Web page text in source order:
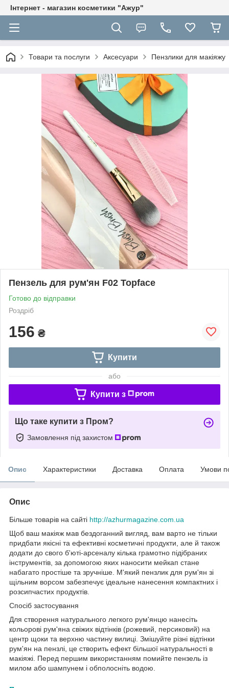
Інтернет - магазин косметики "Ажур"
Товари та послуги Аксесуари Пензлики для макіяжу
Пензель для рум'ян F02 Topface
Готово до відправки
Роздріб
156 ₴
Купити
або
Купити з
Що таке купити з Пром?
Замовлення під захистом
Опис Характеристики Доставка Оплата Умови
Опис
Більше товарів на сайті http://azhurmagazine.com.ua
Щоб ваш макіяж мав бездоганний вигляд, вам варто не тільки
придбати якісні та ефективні косметичні продукти, але й також
додати до свого б'юті-арсеналу кілька грамотно підібраних
інструментів, за допомогою яких наносити мейкап стане
набагато простіше та зручніше. М'який пензлик для рум'ян зі
щільним ворсом забезпечує ідеальне нанесення компактних і
розсипчастих продуктів.
Спосіб застосування
Для створення натурального легкого рум'янцю нанесіть
кольорові рум'яна свіжих відтінків (рожевий, персиковий) на
центр щоки та верхню частину вилиці. Змішуйте різні відтінки
рум'ян на пензлі, це створить ефект більшої натуральності в
макіяжі. Перед першим використанням помийте пензель із
милом або шампунем і обполосніть водою.